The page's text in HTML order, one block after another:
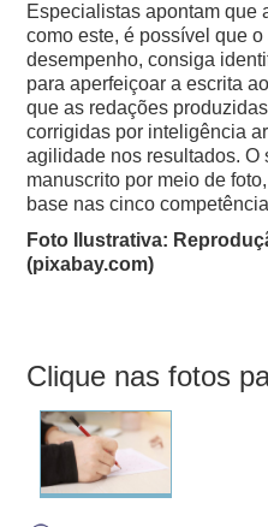
Especialistas apontam que
como este, é possível que
desempenho, consiga
para aperfeiçoar a escrita
que as redações
corrigidas por inteligência
agilidade nos resultados. O
manuscrito por meio de
base nas cinco
Foto Ilustrativa:
(pixabay.com)
Clique nas fotos